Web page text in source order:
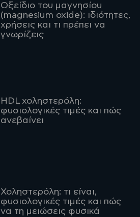
Οξείδιο του μαγνησίου
(magnesium oxide): ιδιότητες,
χρήσεις και τι πρέπει να
γνωρίζεις
HDL χοληστερόλη:
φυσιολογικές τιμές και πώς
ανεβαίνει
Χοληστερόλη: τι είναι,
φυσιολογικές τιμές και πώς
να τη μειώσεις φυσικά